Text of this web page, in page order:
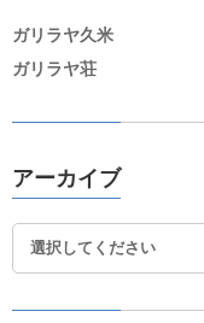
ガリラヤ久米
ガリラヤ荘
アーカイブ